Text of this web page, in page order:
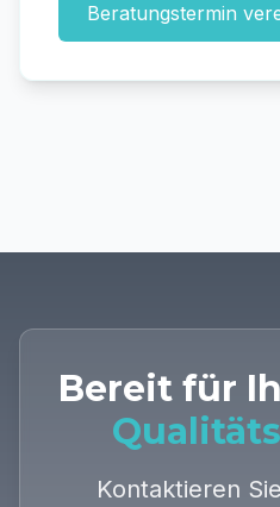
Beratungstermin
Bereit für
Kontaktieren